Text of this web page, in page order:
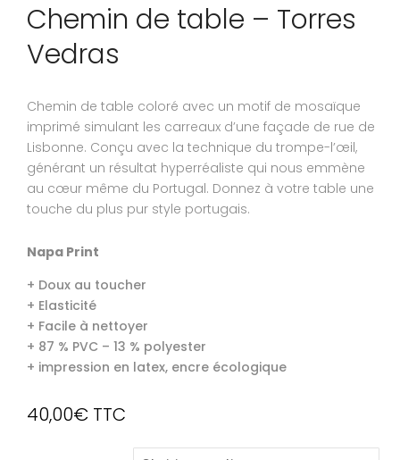
Chemin de table – Torres
Vedras
Chemin de table coloré avec un motif de mosaïque
imprimé simulant les carreaux d’une façade de rue de
Lisbonne. Conçu avec la technique du trompe-l’œil,
générant un résultat hyperréaliste qui nous emmène
au cœur même du Portugal. Donnez à votre table une
touche du plus pur style portugais.
Napa Print
+ Doux au toucher
+ Elasticité
+ Facile à nettoyer
+ 87 % PVC – 13 % polyester
+ impression en latex, encre écologique
40,00€ TTC